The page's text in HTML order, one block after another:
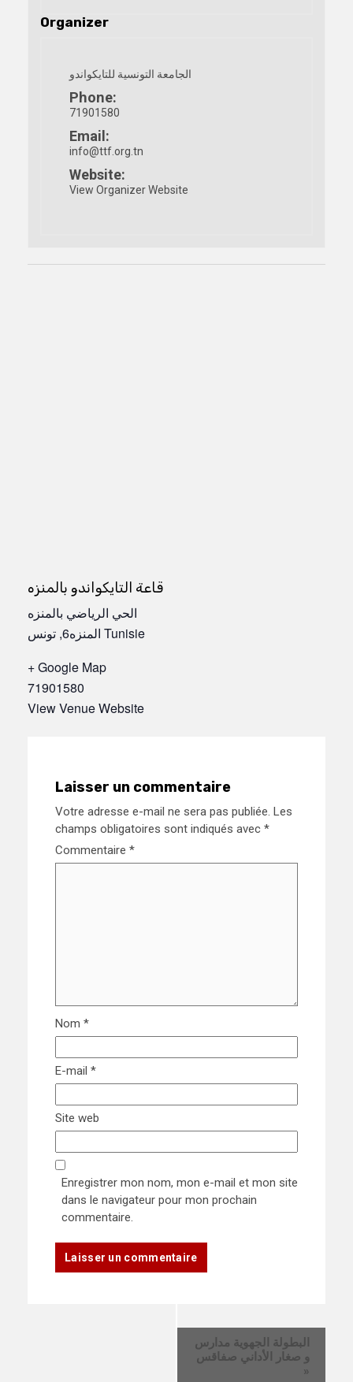
Organizer
الجامعة التونسية للتايكواندو
Phone:
71901580
Email:
info@ttf.org.tn
Website:
View Organizer Website
قاعة التايكواندو بالمنزه
الحي الرياضي بالمنزه
المنزه6 , تونس
Tunisie
+ Google Map
71901580
View Venue Website
Laisser un commentaire
Votre adresse e-mail ne sera pas publiée. Les
champs obligatoires sont indiqués avec *
Commentaire *
Nom *
E-mail *
Site web
Enregistrer mon nom, mon e-mail et mon site
dans le navigateur pour mon prochain
commentaire.
البطولة الجهوية مدارس
»